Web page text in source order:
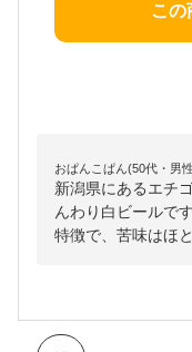
この
おぱんこぱん(50代・男
新潟県にあるエチ
んわり白ビールで
特徴で、苦味はほ